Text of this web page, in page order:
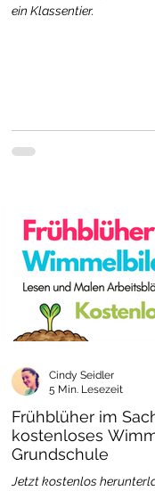
ein Klassentier.
Frühblüher im
kostenloses
Grundschule
Jetzt kostenlos
Cindy Seidler
5 Min. Lesezeit